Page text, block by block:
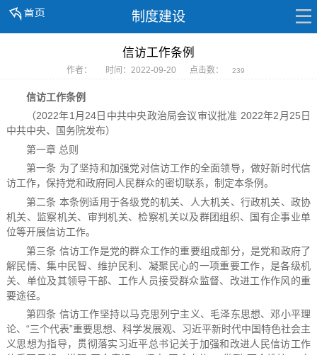
制度建设
信访工作条例
作者： 时间：2022-09-20 点击数： 239
信访工作条例
（2022年1月24日中共中央政治局会议审议批准 2022年2月25日
中共中央、国务院发布）
第一章 总则
第一条 为了坚持和加强党对信访工作的全面领导，做好新时代信
访工作，保持党和政府同人民群众的密切联系，制定本条例。
第二条 本条例适用于各级党的机关、人大机关、行政机关、政协
机关、监察机关、审判机关、检察机关以及群团组织、国有企事业单
位等开展信访工作。
第三条 信访工作是党的群众工作的重要组成部分，是党和政府了
解民情、集中民智、维护民利、凝聚民心的一项重要工作，是各级机
关、单位及其领导干部、工作人员接受群众监督、改进工作作风的重
要途径。
第四条 信访工作坚持以马克思列宁主义、毛泽东思想、邓小平理
论、“三个代表”重要思想、科学发展观、习近平新时代中国特色社会主
义思想为指导，贯彻落实习近平总书记关于加强和改进人民信访工作